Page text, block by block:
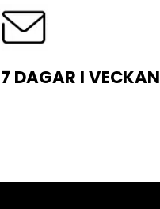
DAGAR I VECKAN